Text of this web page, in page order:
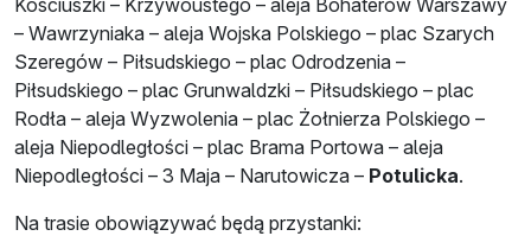
– Wawrzyniaka – aleja Wojska Polskiego – plac Szarych
Szeregów – Piłsudskiego – plac Odrodzenia –
Piłsudskiego – plac Grunwaldzki – Piłsudskiego – plac
Rodła – aleja Wyzwolenia – plac Żołnierza Polskiego –
aleja Niepodległości – plac Brama Portowa – aleja
Niepodległości – 3 Maja – Narutowicza – Potulicka.
Na trasie obowiązywać będą przystanki: